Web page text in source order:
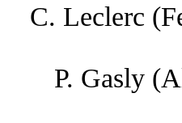
C. Leclerc
P. Gasly